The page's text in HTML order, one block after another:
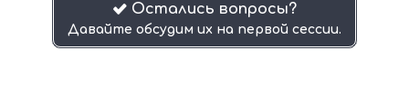
 Остались вопросы?
Давайте обсудим их на первой сессии.